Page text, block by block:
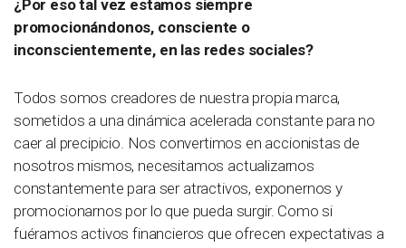
¿Por eso tal vez estamos siempre
promocionándonos, consciente o
inconscientemente, en las redes sociales?
Todos somos creadores de nuestra propia marca,
sometidos a una dinámica acelerada constante para no
caer al precipicio. Nos convertimos en accionistas de
nosotros mismos, necesitamos actualizarnos
constantemente para ser atractivos, exponernos y
promocionarnos por lo que pueda surgir. Como si
fuéramos activos financieros que ofrecen expectativas a